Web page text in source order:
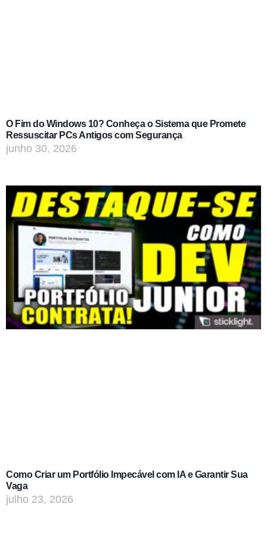
O Fim do Windows 10? Conheça o Sistema que Promete
Ressuscitar PCs Antigos com Segurança
junho 30, 2026
Como Criar um Portfólio Impecável com IA e Garantir Sua
Vaga
julho 23, 2026